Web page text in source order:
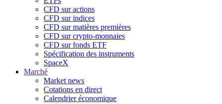
CFD sur actions
CFD sur indices
CFD sur matières premières
CFD sur crypto-monnaies
CFD sur fonds ETF
Spécification des instruments
SpaceX
Marché
Market news
Cotations en direct
Calendrier économique